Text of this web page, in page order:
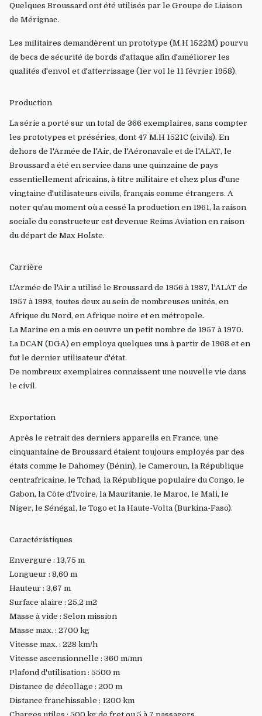
Quelques Broussard ont été utilisés par le Groupe de Liaison
de Mérignac.
Les militaires demandèrent un prototype (M.H 1522M) pourvu
de becs de sécurité de bords d'attaque afin d'améliorer les
qualités d'envol et d'atterrissage (1er vol le 11 février 1958).
Production
La série a porté sur un total de 366 exemplaires, sans compter
les prototypes et préséries, dont 47 M.H 1521C (civils). En
dehors de l'Armée de l'Air, de l'Aéronavale et de l'ALAT, le
Broussard a été en service dans une quinzaine de pays
essentiellement africains, à titre militaire et chez plus d'une
vingtaine d'utilisateurs civils, français comme étrangers. A
noter qu'au moment où a cessé la production en 1961, la raison
sociale du constructeur est devenue Reims Aviation en raison
du départ de Max Holste.
Carrière
L'Armée de l'Air a utilisé le Broussard de 1956 à 1987, l'ALAT de
1957 à 1993, toutes deux au sein de nombreuses unités, en
Afrique du Nord, en Afrique noire et en métropole.
La Marine en a mis en oeuvre un petit nombre de 1957 à 1970.
La DCAN (DGA) en employa quelques uns à partir de 1968 et en
fut le dernier utilisateur d'état.
De nombreux exemplaires connaissent une nouvelle vie dans
le civil.
Exportation
Après le retrait des derniers appareils en France, une
cinquantaine de Broussard étaient toujours employés par des
états comme le Dahomey (Bénin), le Cameroun, la République
centrafricaine, le Tchad, la République populaire du Congo, le
Gabon, la Côte d'Ivoire, la Mauritanie, le Maroc, le Mali, le
Niger, le Sénégal, le Togo et la Haute-Volta (Burkina-Faso).
Caractéristiques
Envergure : 13,75 m
Longueur : 8,60 m
Hauteur : 3,67 m
Surface alaire : 25,2 m2
Masse à vide : Selon mission
Masse max. : 2700 kg
Vitesse max. : 228 km/h
Vitesse ascensionnelle : 360 m/mn
Plafond d'utilisation : 5500 m
Distance de décollage : 200 m
Distance franchissable : 1200 km